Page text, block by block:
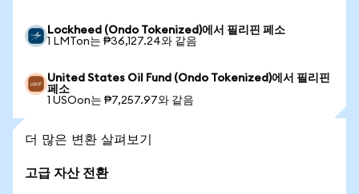
Lockheed (Ondo Tokenized)에서 필리핀 페소
1 LMTon는 ₱36,127.24와 같음
United States Oil Fund (Ondo Tokenized)에서 필리핀
페소
1 USOon는 ₱7,257.97와 같음
더 많은 변환 살펴보기
고급 자산 전환